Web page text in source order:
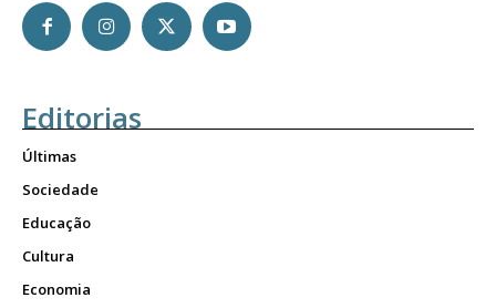
Editorias
Últimas
Sociedade
Educação
Cultura
Economia